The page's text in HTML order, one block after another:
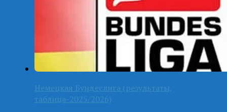
Немецкая Бундеслига (результаты,
таблица-2025/2026)